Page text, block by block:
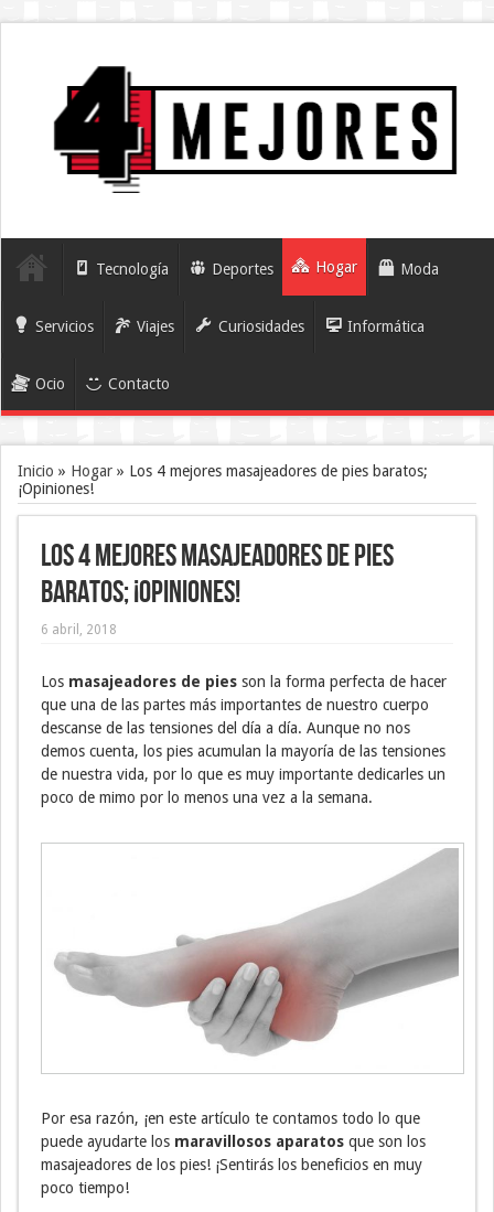
Tecnología Deportes Hogar Moda
Servicios Viajes Curiosidades Informática
Ocio Contacto
Inicio » Hogar » Los 4 mejores masajeadores de pies baratos;
¡Opiniones!
Los 4 mejores masajeadores de pies
baratos; ¡Opiniones!
6 abril, 2018
Los masajeadores de pies son la forma perfecta de hacer
que una de las partes más importantes de nuestro cuerpo
descanse de las tensiones del día a día. Aunque no nos
demos cuenta, los pies acumulan la mayoría de las tensiones
de nuestra vida, por lo que es muy importante dedicarles un
poco de mimo por lo menos una vez a la semana.
Por esa razón, ¡en este artículo te contamos todo lo que
puede ayudarte los maravillosos aparatos que son los
masajeadores de los pies! ¡Sentirás los beneficios en muy
poco tiempo!